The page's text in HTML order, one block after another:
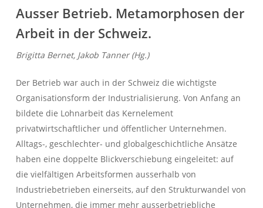
Ausser Betrieb. Metamorphosen der
Arbeit in der Schweiz.
Brigitta Bernet, Jakob Tanner (Hg.)
Der Betrieb war auch in der Schweiz die wichtigste
Organisationsform der Industrialisierung. Von Anfang an
bildete die Lohnarbeit das Kernelement
privatwirtschaftlicher und öffentlicher Unternehmen.
Alltags-, geschlechter- und globalgeschichtliche Ansätze
haben eine doppelte Blickverschiebung eingeleitet: auf
die vielfältigen Arbeitsformen ausserhalb von
Industriebetrieben einerseits, auf den Strukturwandel von
Unternehmen, die immer mehr ausserbetriebliche